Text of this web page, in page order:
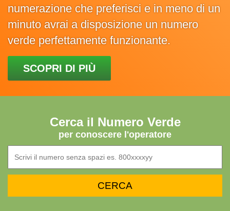
numerazione che preferisci e in meno di un
minuto avrai a disposizione un numero
verde perfettamente funzionante.
SCOPRI DI PIÙ
Cerca il Numero Verde
per conoscere l'operatore